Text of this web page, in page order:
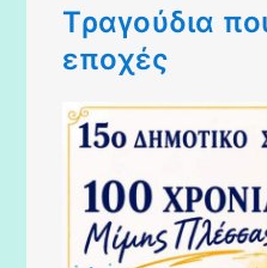
Τραγούδια
εποχές